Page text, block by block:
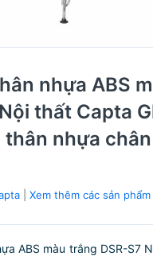
nhựa ABS
thất Capta
nhựa
Xem thêm các sản
ABS màu trắng DSR-S7